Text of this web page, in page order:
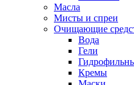
Масла
Мисты и спреи
Очищающие
Вода
Гели
Кремы